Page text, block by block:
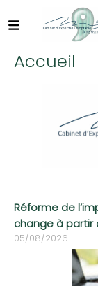
Accueil
Réforme de
change à partir
05/08/2026